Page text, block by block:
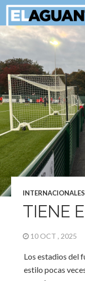
INTERNACIONALES
TIENE
10 OCT , 2025
Los estadios del
estilo pocas